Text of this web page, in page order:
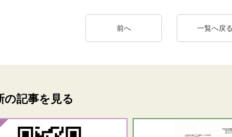
前へ 一覧へ戻
の記事を見る